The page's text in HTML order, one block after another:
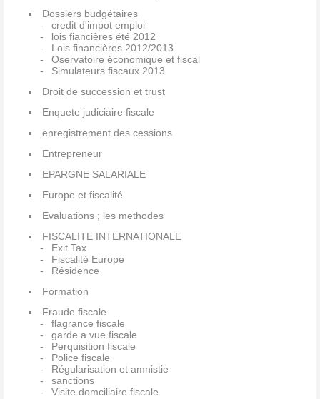
Dossiers budgétaires
credit d'impot emploi
lois fiancières été 2012
Lois financières 2012/2013
Oservatoire économique et fiscal
Simulateurs fiscaux 2013
Droit de succession et trust
Enquete judiciaire fiscale
enregistrement des cessions
Entrepreneur
EPARGNE SALARIALE
Europe et fiscalité
Evaluations ; les methodes
FISCALITE INTERNATIONALE
Exit Tax
Fiscalité Europe
Résidence
Formation
Fraude fiscale
flagrance fiscale
garde a vue fiscale
Perquisition fiscale
Police fiscale
Régularisation et amnistie
sanctions
Visite domciliaire fiscale